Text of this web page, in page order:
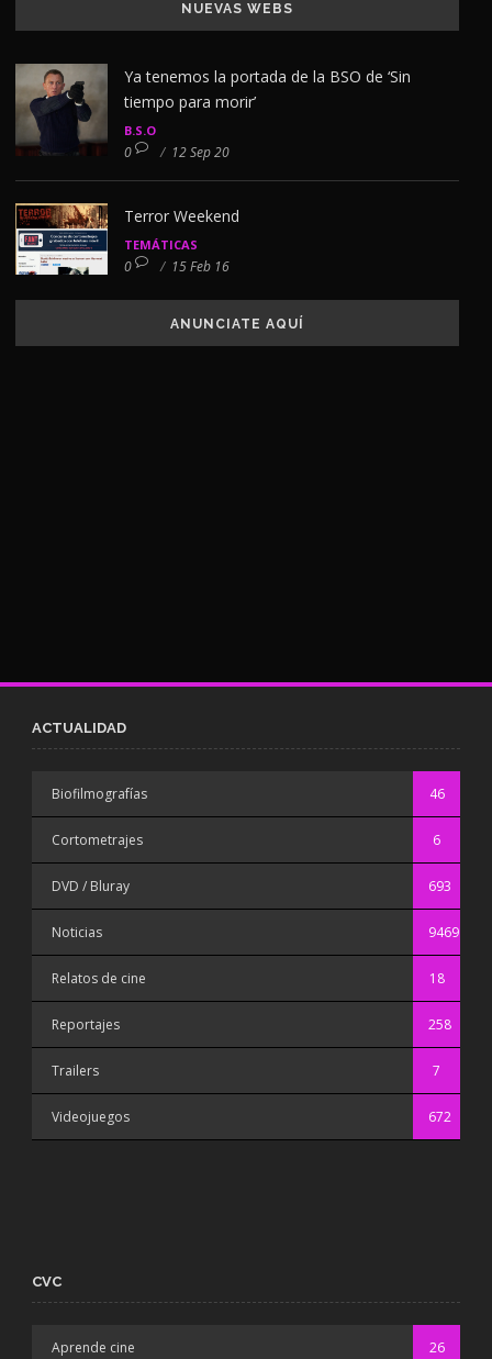
NUEVAS WEBS
Ya tenemos la portada de la BSO de ‘Sin
tiempo para morir’
B.S.O
0 / 12 Sep 20
Terror Weekend
TEMÁTICAS
0 / 15 Feb 16
ANUNCIATE AQUÍ
ACTUALIDAD
Biofilmografías 46
Cortometrajes 6
DVD / Bluray 693
Noticias 9469
Relatos de cine 18
Reportajes 258
Trailers 7
Videojuegos 672
CVC
Aprende cine 26